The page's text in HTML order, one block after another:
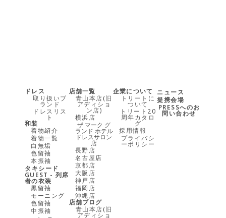
ドレス
取り扱いブ
ランド
ドレスリス
ト
和装
着物紹介
着物一覧
白無垢
色留袖
本振袖
タキシード
GUEST - 列席
者の衣装
黒留袖
モーニング
色留袖
中振袖
店舗一覧
青山本店(旧
アディショ
ン店)
横浜店
ザ マーク グ
ランド ホテル
ドレスサロン
店
長野店
名古屋店
京都店
大阪店
神戸店
福岡店
沖縄店
店舗ブログ
青山本店(旧
企業について
トリートに
ついて
トリート20
周年カタロ
グ
採用情報
プライバシ
ーポリシー
ニュース
提携会場
PRESSへのお
問い合わせ